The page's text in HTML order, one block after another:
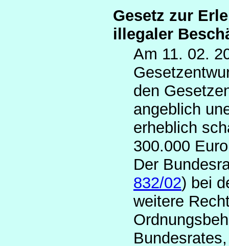
Gesetz zur
illegaler
Am 11. 02.
den
angeblich
erheblich
300.000
Der
832/02) bei
weitere